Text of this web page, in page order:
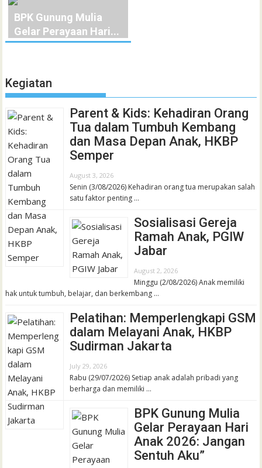
BPK Gunung Mulia
Gelar Perayaan Hari...
Kegiatan
Parent & Kids: Kehadiran Orang
Tua dalam Tumbuh Kembang
dan Masa Depan Anak, HKBP
Semper
August 3, 2026
Senin (3/08/2026) Kehadiran orang tua merupakan salah
satu faktor penting …
Sosialisasi Gereja
Ramah Anak, PGIW
Jabar
August 2, 2026
Minggu (2/08/2026) Anak memiliki
hak untuk tumbuh, belajar, dan berkembang …
Pelatihan: Memperlengkapi GSM
dalam Melayani Anak, HKBP
Sudirman Jakarta
July 29, 2026
Rabu (29/07/2026) Setiap anak adalah pribadi yang
berharga dan memiliki …
BPK Gunung Mulia
Gelar Perayaan Hari
Anak 2026: Jangan
Sentuh Aku”